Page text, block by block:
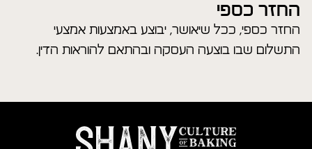
החזר כספי
החזר כספי, ככל שיאושר, יבוצע באמצעות אמצעי
התשלום שבו בוצעה העסקה ובהתאם להוראות הדין.